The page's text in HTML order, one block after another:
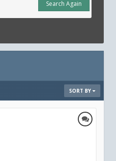
Search Again
SORT BY